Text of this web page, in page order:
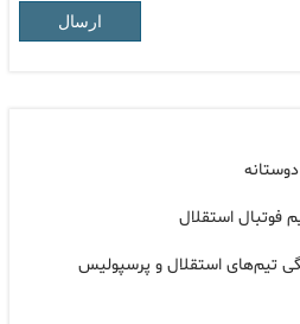
ارسال
فوتبال استقلال
تیم‌های استقلال و پرسپولیس